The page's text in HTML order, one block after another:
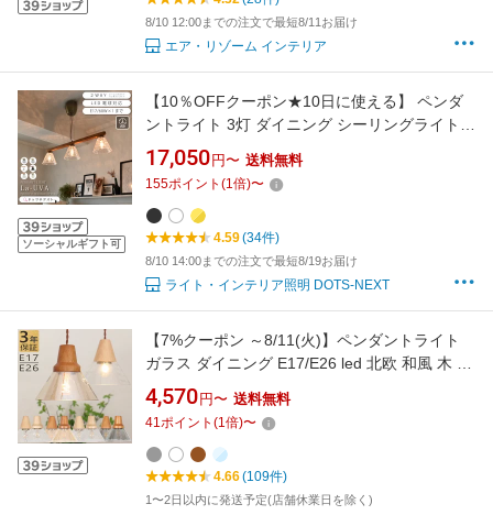
8/10 12:00までの注文で最短8/11お届け
エア・リゾーム インテリア
ソーシャルギフト可
【10％OFFクーポン★10日に使える】 ペンダ
ントライト 3灯 ダイニング シーリングライト
天然木 ガラス 気泡 2WAY 照明 ウッド おしゃれ
北欧 リビング カフェ 天井照明 ライト YWPL-
515 565 566 La-UVA 在庫 新生活 引越 ss26-6
17,050 円〜 送料無料
155ポイント (1倍)〜
4.59(34件)
8/10 14:00までの注文で最短8/19お届け
ライト・インテリア照明 DOTS-NEXT
【7%クーポン ～8/11(火)】ペンダントライト
ガラス ダイニング E17/E26 led 北欧 和風 木 お
しゃれ ライト ダイニング シンプル シーリング
ダイニングライト キッチンライト クリア ブラ
ウン 天井 シンプル インテリア 引掛 キッチン
子供部屋 リビング ダクトレール
4,570 円〜 送料無料
41ポイント (1倍)〜
4.66(109件)
1〜2日以内に発送予定(店舗休業日を除く)